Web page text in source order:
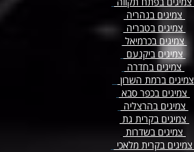
צמיגים בנהריה
צמיגים בטבריה
צמיגים בכרמיאל
צמיגים ביקנעם
צמיגים בחדרה
צמיגים ברמת השרון
צמיגים בכפר סבא
צמיגים בהרצליה
צמיגים בקרית גת
צמיגים בשדרות
צמיגים בקרית מלאכי